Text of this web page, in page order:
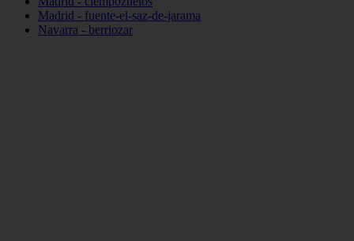
Madrid - fuente-el-saz-de-jarama
Navarra - berriozar